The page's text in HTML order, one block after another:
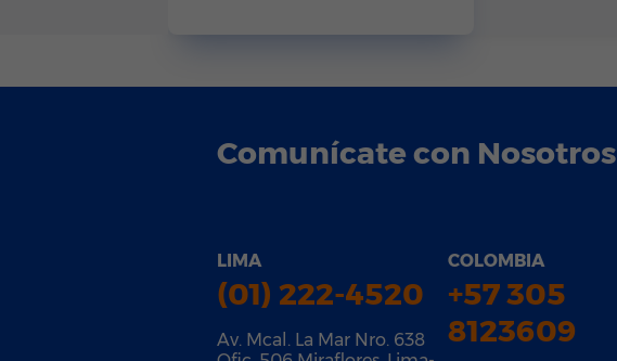
Comunícate con Nosotros
LIMA
(01) 222-4520
Av. Mcal. La Mar Nro. 638
COLOMBIA
+57 305
8123609